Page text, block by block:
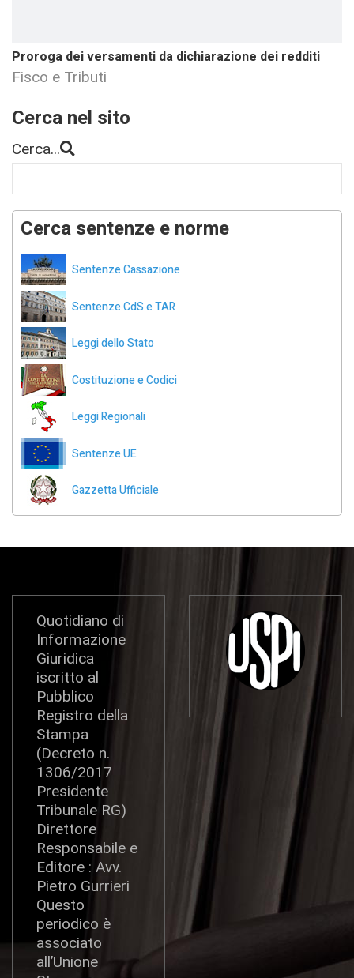
Proroga dei versamenti da dichiarazione dei redditi
Fisco e Tributi
Cerca nel sito
Cerca...
Cerca sentenze e norme
Sentenze Cassazione
Sentenze CdS e TAR
Leggi dello Stato
Costituzione e Codici
Leggi Regionali
Sentenze UE
Gazzetta Ufficiale
Quotidiano di
Informazione
Giuridica
iscritto al
Pubblico
Registro della
Stampa
(Decreto n.
1306/2017
Presidente
Tribunale RG)
Direttore
Responsabile e
Editore : Avv.
Pietro Gurrieri
Questo
periodico è
associato
all’Unione